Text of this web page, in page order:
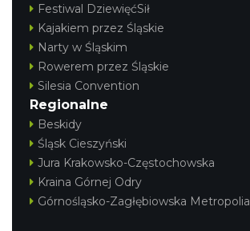
Festiwal DziewięćSił
Kajakiem przez Śląskie
Narty w Śląskim
Rowerem przez Śląskie
Silesia Convention
Regionalne
Beskidy
Śląsk Cieszyński
Jura Krakowsko-Częstochowska
Kraina Górnej Odry
Górnośląsko-Zagłębiowska Metropolia